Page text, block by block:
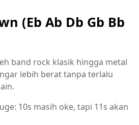
(Eb Ab Db Gb Bb
band rock klasik hingga metal
lebih berat tanpa terlalu
10s masih oke, tapi 11s akan